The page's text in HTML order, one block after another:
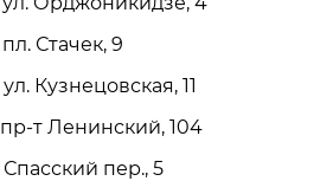
пл. Стачек, 9
ул. Кузнецовская, 11
пр-т Ленинский, 104
Спасский пер., 5